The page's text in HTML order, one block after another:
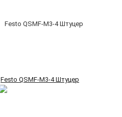
Festo QSMF-M3-4 Штуцер